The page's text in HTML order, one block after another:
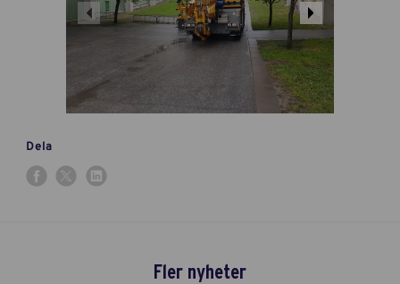
Dela
Fler nyheter